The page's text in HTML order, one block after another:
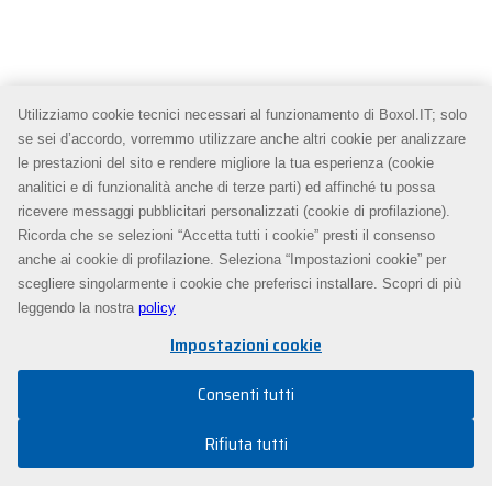
Utilizziamo cookie tecnici necessari al funzionamento di Boxol.IT; solo
se sei d’accordo, vorremmo utilizzare anche altri cookie per analizzare
le prestazioni del sito e rendere migliore la tua esperienza (cookie
analitici e di funzionalità anche di terze parti) ed affinché tu possa
ricevere messaggi pubblicitari personalizzati (cookie di profilazione).
Ricorda che se selezioni “Accetta tutti i cookie” presti il consenso
anche ai cookie di profilazione. Seleziona “Impostazioni cookie” per
scegliere singolarmente i cookie che preferisci installare. Scopri di più
leggendo la nostra policy
Impostazioni cookie
Consenti tutti
Rifiuta tutti